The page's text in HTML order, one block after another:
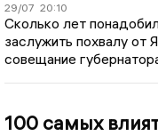
29/07 20:10
Сколько лет
заслужить похвалу от
совещание
100 самых